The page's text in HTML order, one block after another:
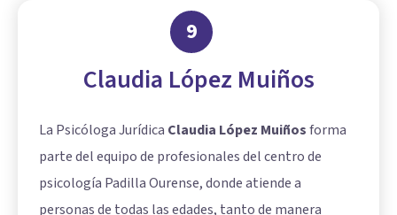
9
Claudia López Muiños
La Psicóloga Jurídica Claudia López Muiñosforma
parte del equipo de profesionales del centro de
psicología Padilla Ourense, donde atiende a
personas de todas las edades, tanto de manera